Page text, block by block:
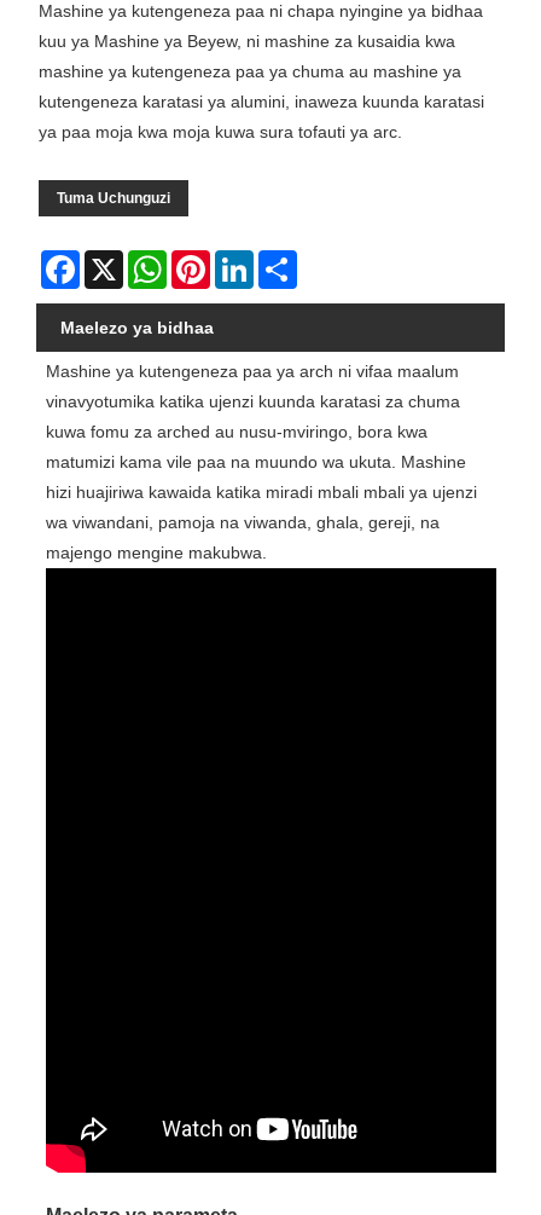
Mashine ya kutengeneza paa ni chapa nyingine ya bidhaa
kuu ya Mashine ya Beyew, ni mashine za kusaidia kwa
mashine ya kutengeneza paa ya chuma au mashine ya
kutengeneza karatasi ya alumini, inaweza kuunda karatasi
ya paa moja kwa moja kuwa sura tofauti ya arc.
Tuma Uchunguzi
Facebook
X WhatsAppPinterestLinkedIn
Maelezo ya bidhaa
Mashine ya kutengeneza paa ya arch ni vifaa maalum
vinavyotumika katika ujenzi kuunda karatasi za chuma
kuwa fomu za arched au nusu-mviringo, bora kwa
matumizi kama vile paa na muundo wa ukuta. Mashine
hizi huajiriwa kawaida katika miradi mbali mbali ya ujenzi
wa viwandani, pamoja na viwanda, ghala, gereji, na
majengo mengine makubwa.